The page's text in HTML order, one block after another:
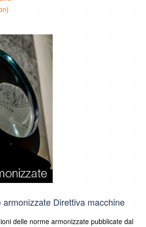
Direttiva macchine
delle norme armonizzate pubblicate dal